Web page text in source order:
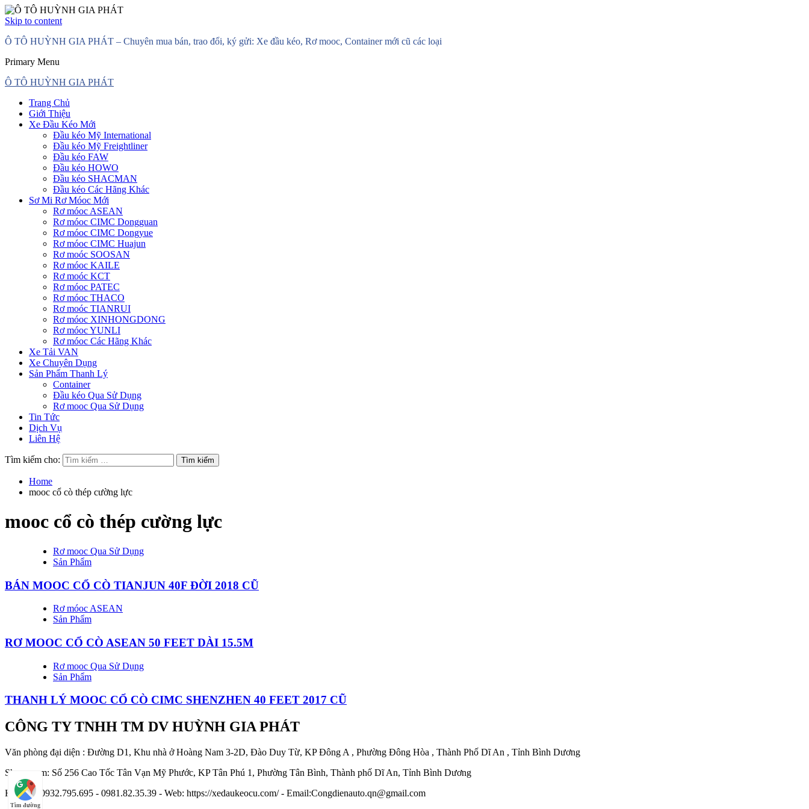
Skip to content
Ô TÔ HUỲNH GIA PHÁT – Chuyên mua bán, trao đổi, ký gửi: Xe đầu kéo, Rơ mooc, Container mới cũ các loại
Primary Menu
Ô TÔ HUỲNH GIA PHÁT
Trang Chủ
Giới Thiệu
Xe Đầu Kéo Mới
Đầu kéo Mỹ International
Đầu kéo Mỹ Freightliner
Đầu kéo FAW
Đầu kéo HOWO
Đầu kéo SHACMAN
Đầu kéo Các Hãng Khác
Sơ Mi Rơ Móoc Mới
Rơ móoc ASEAN
Rơ móoc CIMC Dongguan
Rơ móoc CIMC Dongyue
Rơ móoc CIMC Huajun
Rơ moóc SOOSAN
Rơ móoc KAILE
Rơ moóc KCT
Rơ móoc PATEC
Rơ móoc THACO
Rơ moóc TIANRUI
Rơ móoc XINHONGDONG
Rơ móoc YUNLI
Rơ móoc Các Hãng Khác
Xe Tải VAN
Xe Chuyên Dụng
Sản Phẩm Thanh Lý
Container
Đầu kéo Qua Sử Dụng
Rơ mooc Qua Sử Dụng
Tin Tức
Dịch Vụ
Liên Hệ
Tìm kiếm cho:
Home
mooc cổ cò thép cường lực
mooc cổ cò thép cường lực
Rơ mooc Qua Sử Dụng
Sản Phẩm
BÁN MOOC CỔ CÒ TIANJUN 40F ĐỜI 2018 CŨ
Rơ móoc ASEAN
Sản Phẩm
RƠ MOOC CỔ CÒ ASEAN 50 FEET DÀI 15.5M
Rơ mooc Qua Sử Dụng
Sản Phẩm
THANH LÝ MOOC CỔ CÒ CIMC SHENZHEN 40 FEET 2017 CŨ
CÔNG TY TNHH TM DV HUỲNH GIA PHÁT
Văn phòng đại diện : Đường D1, Khu nhà ở Hoàng Nam 3-2D, Đào Duy Từ, KP Đông A , Phường Đông Hòa , Thành Phố Dĩ An , Tỉnh Bình Dương
Showroom: Số 256 Cao Tốc Tân Vạn Mỹ Phước, KP Tân Phú 1, Phường Tân Bình, Thành phố Dĩ An, Tỉnh Bình Dương
Hotline : 0932.795.695 - 0981.82.35.39 - Web: https://xedaukeocu.com/ - Email:Congdienauto.qn@gmail.com
Tìm đường